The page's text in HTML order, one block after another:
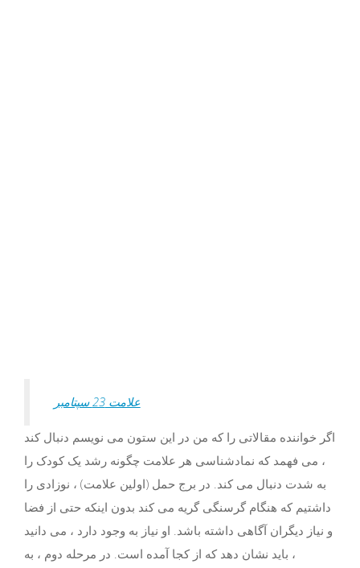
علامت 23 سپتامبر
اگر خواننده مقالاتی را که من در این ستون می نویسم دنبال کند
، می فهمد که نمادشناسی هر علامت چگونه رشد یک کودک را
به شدت دنبال می کند. در برج حمل (اولین علامت) ، نوزادی را
داشتیم که هنگام گرسنگی گریه می کند بدون اینکه حتی از فضا
و نیاز دیگران آگاهی داشته باشد. او نیاز به وجود دارد ، می دانید
، باید نشان دهد که از کجا آمده است. در مرحله دوم ، به